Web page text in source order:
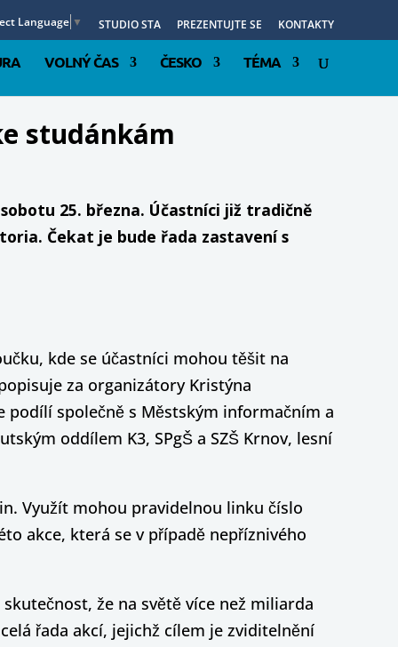
Language ▼ STUDIO STA PREZENTUJTE SE KONTAKTY
VOLNÝ ČAS ČESKO TÉMA
studánkám
25. března. Účastníci již tradičně
Čekat je bude řada zastavení s
kde se účastníci mohou těšit na
za organizátory Kristýna
podílí společně s Městským informačním a
oddílem K3, SPgŠ a SZŠ Krnov, lesní
Využít mohou pravidelnou linku číslo
akce, která se v případě nepříznivého
že na světě více než miliarda
řada akcí, jejichž cílem je zviditelnění